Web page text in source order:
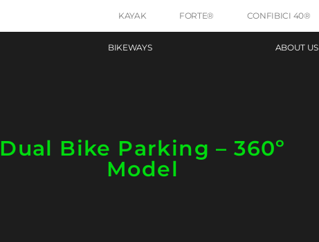
KAYAK FORTE® CONFIBICI 40®
BIKEWAYS ABOUT US
Dual Bike Parking – 360º
Model